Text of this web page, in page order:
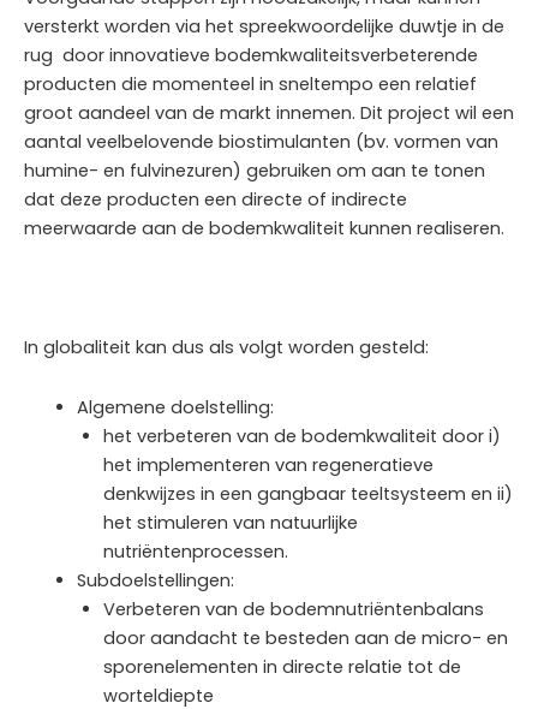
versterkt worden via het spreekwoordelijke duwtje in de
rug door innovatieve bodemkwaliteitsverbeterende
producten die momenteel in sneltempo een relatief
groot aandeel van de markt innemen. Dit project wil een
aantal veelbelovende biostimulanten (bv. vormen van
humine- en fulvinezuren) gebruiken om aan te tonen
dat deze producten een directe of indirecte
meerwaarde aan de bodemkwaliteit kunnen realiseren.
In globaliteit kan dus als volgt worden gesteld:
Algemene doelstelling:
het verbeteren van de bodemkwaliteit door i)
het implementeren van regeneratieve
denkwijzes in een gangbaar teeltsysteem en ii)
het stimuleren van natuurlijke
nutriëntenprocessen.
Subdoelstellingen:
Verbeteren van de bodemnutriëntenbalans
door aandacht te besteden aan de micro- en
sporenelementen in directe relatie tot de
worteldiepte